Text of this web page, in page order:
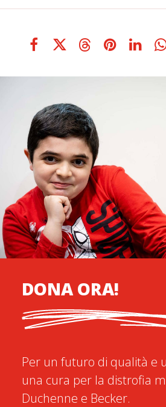
DONA ORA!
Per un futuro di qualità e
una cura per la distrofia
Duchenne e Becker.